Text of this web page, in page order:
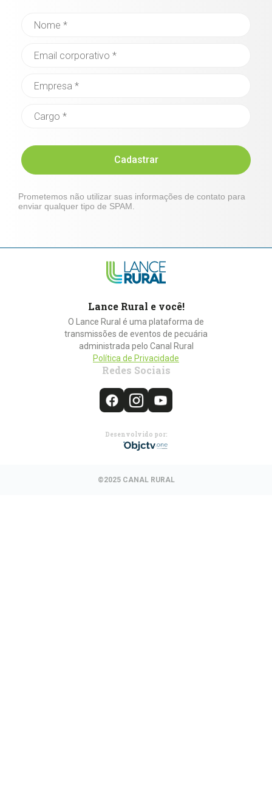
Cadastrar
Prometemos não utilizar suas informações de contato para
enviar qualquer tipo de SPAM.
Lance Rural e você!
O Lance Rural é uma plataforma de
transmissões de eventos de pecuária
administrada pelo Canal Rural
Política de Privacidade
Redes Sociais
Desenvolvido por:
©2025 CANAL RURAL